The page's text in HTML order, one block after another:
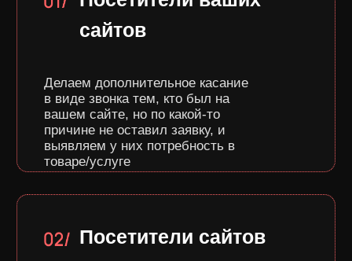
Это люди, давшие согласие на
и показавшие тем самым высокий
С Avito, Профи.ру,
Яндекс Карт и тд